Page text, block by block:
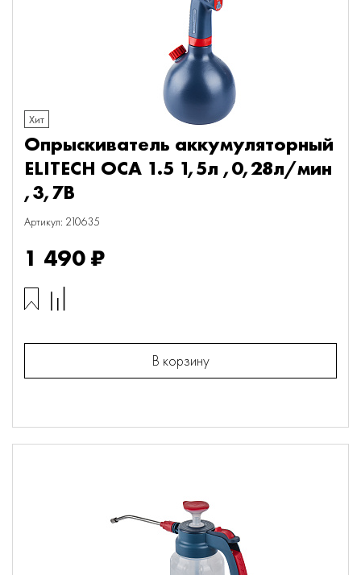
Хит
Опрыскиватель аккумуляторный
ELITECH ОСА 1.5 1,5л ,0,28л/мин
,3,7В
Артикул: 210635
1 490 ₽
В корзину